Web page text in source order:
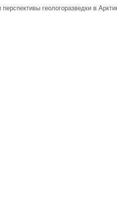
геологоразведки в